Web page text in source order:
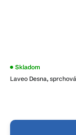
Laveo Desna,
Skladom